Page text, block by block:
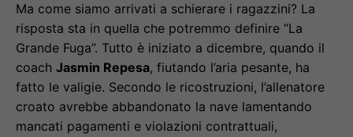
Ma come siamo arrivati a schierare i ragazzini? La
risposta sta in quella che potremmo definire “La
Grande Fuga”. Tutto è iniziato a dicembre, quando il
coach Jasmin Repesa, fiutando l’aria pesante, ha
fatto le valigie. Secondo le ricostruzioni, l’allenatore
croato avrebbe abbandonato la nave lamentando
mancati pagamenti e violazioni contrattuali,